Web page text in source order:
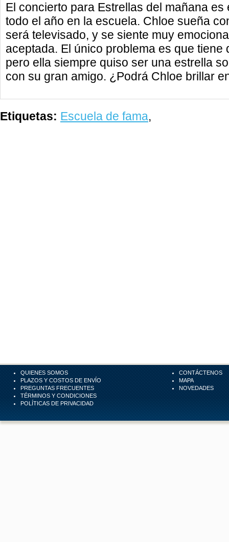
El concierto para Estrellas del mañana
todo el año en la escuela. Chloe sueña
será televisado, y se siente muy
aceptada. El único problema es que
pero ella siempre quiso ser una estrella
con su gran amigo. ¿Podrá Chloe brillar
Etiquetas: Escuela de fama,
QUIENES SOMOS
PLAZOS Y COSTOS DE ENVÍO
PREGUNTAS FRECUENTES
TÉRMINOS Y CONDICIONES
POLÍTICAS DE PRIVACIDAD
CONTÁCTENOS
MAPA
NOVEDADES